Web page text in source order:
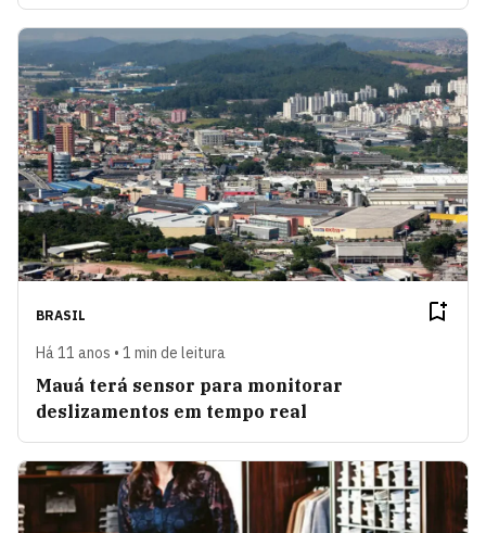
BRASIL
Há 11 anos • 1 min de leitura
Mauá terá sensor para monitorar
deslizamentos em tempo real